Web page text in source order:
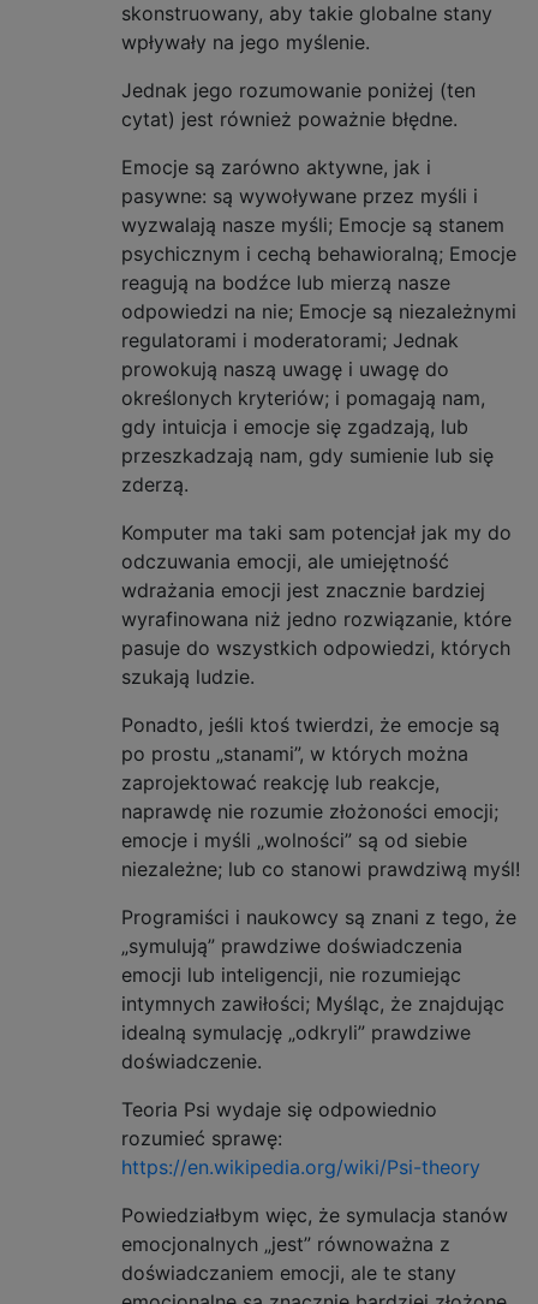
skonstruowany, aby takie globalne stany
wpływały na jego myślenie.
Jednak jego rozumowanie poniżej (ten
cytat) jest również poważnie błędne.
Emocje są zarówno aktywne, jak i
pasywne: są wywoływane przez myśli i
wyzwalają nasze myśli; Emocje są stanem
psychicznym i cechą behawioralną; Emocje
reagują na bodźce lub mierzą nasze
odpowiedzi na nie; Emocje są niezależnymi
regulatorami i moderatorami; Jednak
prowokują naszą uwagę i uwagę do
określonych kryteriów; i pomagają nam,
gdy intuicja i emocje się zgadzają, lub
przeszkadzają nam, gdy sumienie lub się
zderzą.
Komputer ma taki sam potencjał jak my do
odczuwania emocji, ale umiejętność
wdrażania emocji jest znacznie bardziej
wyrafinowana niż jedno rozwiązanie, które
pasuje do wszystkich odpowiedzi, których
szukają ludzie.
Ponadto, jeśli ktoś twierdzi, że emocje są
po prostu „stanami”, w których można
zaprojektować reakcję lub reakcje,
naprawdę nie rozumie złożoności emocji;
emocje i myśli „wolności” są od siebie
niezależne; lub co stanowi prawdziwą myśl!
Programiści i naukowcy są znani z tego, że
„symulują” prawdziwe doświadczenia
emocji lub inteligencji, nie rozumiejąc
intymnych zawiłości; Myśląc, że znajdując
idealną symulację „odkryli” prawdziwe
doświadczenie.
Teoria Psi wydaje się odpowiednio
rozumieć sprawę:
https://en.wikipedia.org/wiki/Psi-theory
Powiedziałbym więc, że symulacja stanów
emocjonalnych „jest” równoważna z
doświadczaniem emocji, ale te stany